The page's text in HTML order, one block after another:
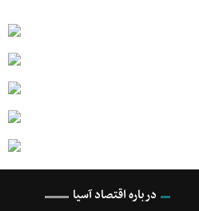
درباره اقتصاد آسیا